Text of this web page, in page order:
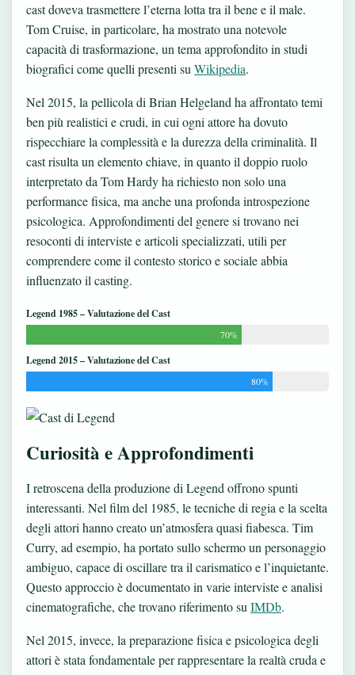
cast doveva trasmettere l’eterna lotta tra il bene e il male.
Tom Cruise, in particolare, ha mostrato una notevole
capacità di trasformazione, un tema approfondito in studi
biografici come quelli presenti su Wikipedia.
Nel 2015, la pellicola di Brian Helgeland ha affrontato temi
ben più realistici e crudi, in cui ogni attore ha dovuto
rispecchiare la complessità e la durezza della criminalità. Il
cast risulta un elemento chiave, in quanto il doppio ruolo
interpretato da Tom Hardy ha richiesto non solo una
performance fisica, ma anche una profonda introspezione
psicologica. Approfondimenti del genere si trovano nei
resoconti di interviste e articoli specializzati, utili per
comprendere come il contesto storico e sociale abbia
influenzato il casting.
Legend 1985 – Valutazione del Cast
70%
Legend 2015 – Valutazione del Cast
80%
Curiosità e Approfondimenti
I retroscena della produzione di Legend offrono spunti
interessanti. Nel film del 1985, le tecniche di regia e la scelta
degli attori hanno creato un’atmosfera quasi fiabesca. Tim
Curry, ad esempio, ha portato sullo schermo un personaggio
ambiguo, capace di oscillare tra il carismatico e l’inquietante.
Questo approccio è documentato in varie interviste e analisi
cinematografiche, che trovano riferimento su IMDb.
Nel 2015, invece, la preparazione fisica e psicologica degli
attori è stata fondamentale per rappresentare la realtà cruda e